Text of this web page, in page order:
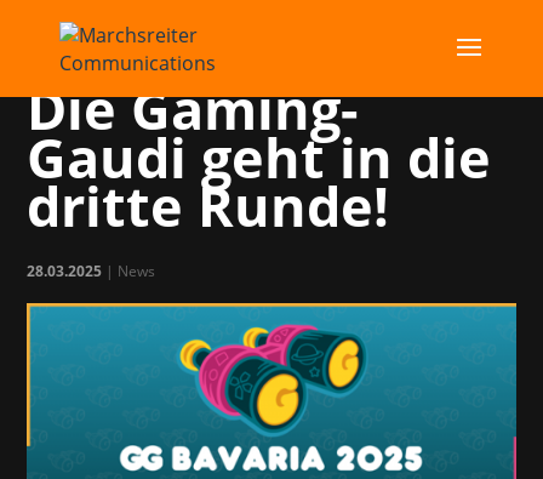
GG Bavaria 2025:
Die Gaming-
Gaudi geht in die
dritte Runde!
28.03.2025 | News